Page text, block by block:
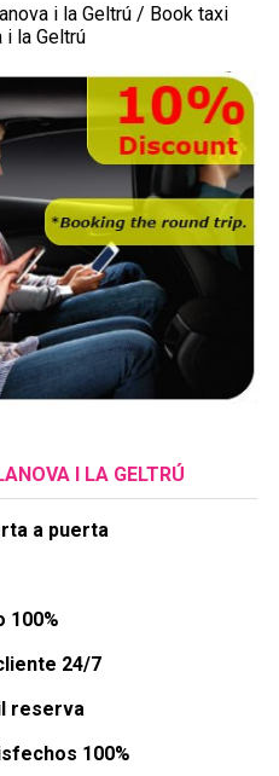
i la Geltrú / Book taxi
i la Geltrú
I LA GELTRÚ
a puerta
100%
24/7
reserva
100%